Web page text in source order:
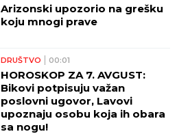
Arizonski upozorio na grešku
koju mnogi prave
DRUŠTVO 00:01
HOROSKOP ZA 7. AVGUST:
Bikovi potpisuju važan
poslovni ugovor, Lavovi
upoznaju osobu koja ih obara
sa nogu!